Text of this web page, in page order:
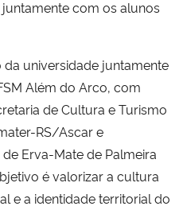
com os alunos
da universidade juntamente
Além do Arco, com
de Cultura e Turismo
RS/Ascar e
Erva-Mate de Palmeira
é valorizar a cultura
e a identidade territorial do